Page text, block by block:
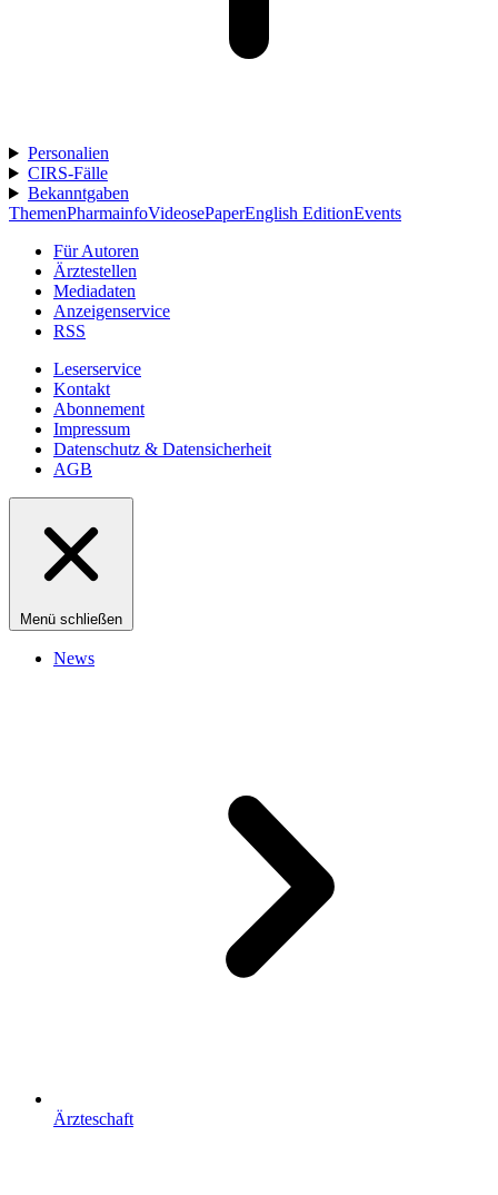
Personalien
CIRS-Fälle
Bekanntgaben
ThemenPharmainfoVideosePaperEnglish EditionEvents
Für Autoren
Ärztestellen
Mediadaten
Anzeigenservice
RSS
Leserservice
Kontakt
Abonnement
Impressum
Datenschutz & Datensicherheit
AGB
Menü schließen
News
Ärzteschaft